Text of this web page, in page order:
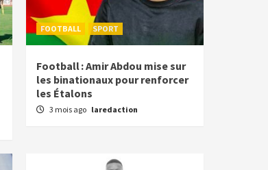
FOOTBALL SPORT
Football : Amir Abdou mise sur
les binationaux pour renforcer
les Étalons
3 mois ago laredaction